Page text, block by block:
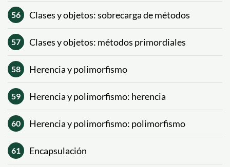
56 Clases y objetos: sobrecarga de métodos
57 Clases y objetos: métodos primordiales
58 Herencia y polimorfismo
59 Herencia y polimorfismo: herencia
60 Herencia y polimorfismo: polimorfismo
61 Encapsulación